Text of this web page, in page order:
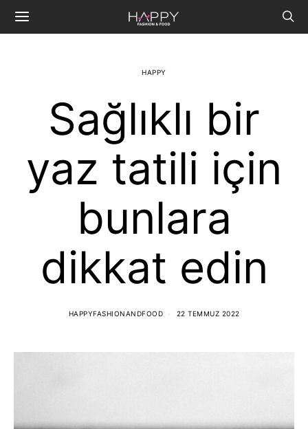
HAPPY
Sağlıklı bir
yaz tatili için
bunlara
dikkat edin
HAPPYFASHIONANDFOOD 22 TEMMUZ 2022